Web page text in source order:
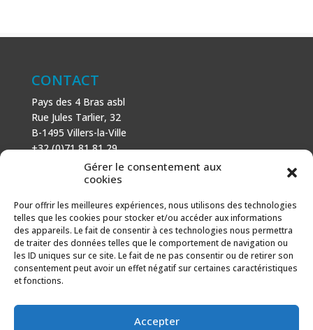
Gérer le consentement aux
cookies
Pour offrir les meilleures expériences, nous utilisons des technologies
telles que les cookies pour stocker et/ou accéder aux informations
des appareils. Le fait de consentir à ces technologies nous permettra
de traiter des données telles que le comportement de navigation ou
les ID uniques sur ce site. Le fait de ne pas consentir ou de retirer son
consentement peut avoir un effet négatif sur certaines caractéristiques
et fonctions.
Accepter
CONTACT
Pays des 4 Bras asbl
Rue Jules Tarlier, 32
B-1495 Villers-la-Ville
+32 (0)71 81 81 29
N° d’entreprise : 666 464 432
Mentions légales
AVEC LE SOUTIEN DE
Fonds européen agricole pour le développement rural :
l’Europe investit dans les zones rurales.